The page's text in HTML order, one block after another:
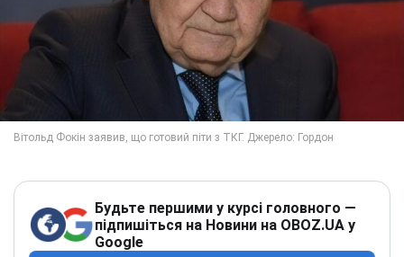
Будьте першими у курсі головного —
підпишіться на Новини на OBOZ.UA у
Google